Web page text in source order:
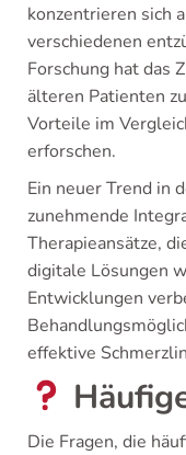
konzentrieren sich
verschiedenen
Forschung hat das
älteren Patienten
Vorteile im
erforschen.
Ein neuer Trend in
zunehmende
Therapieansätze,
digitale Lösungen
Entwicklungen
effektive
Die Fragen, die